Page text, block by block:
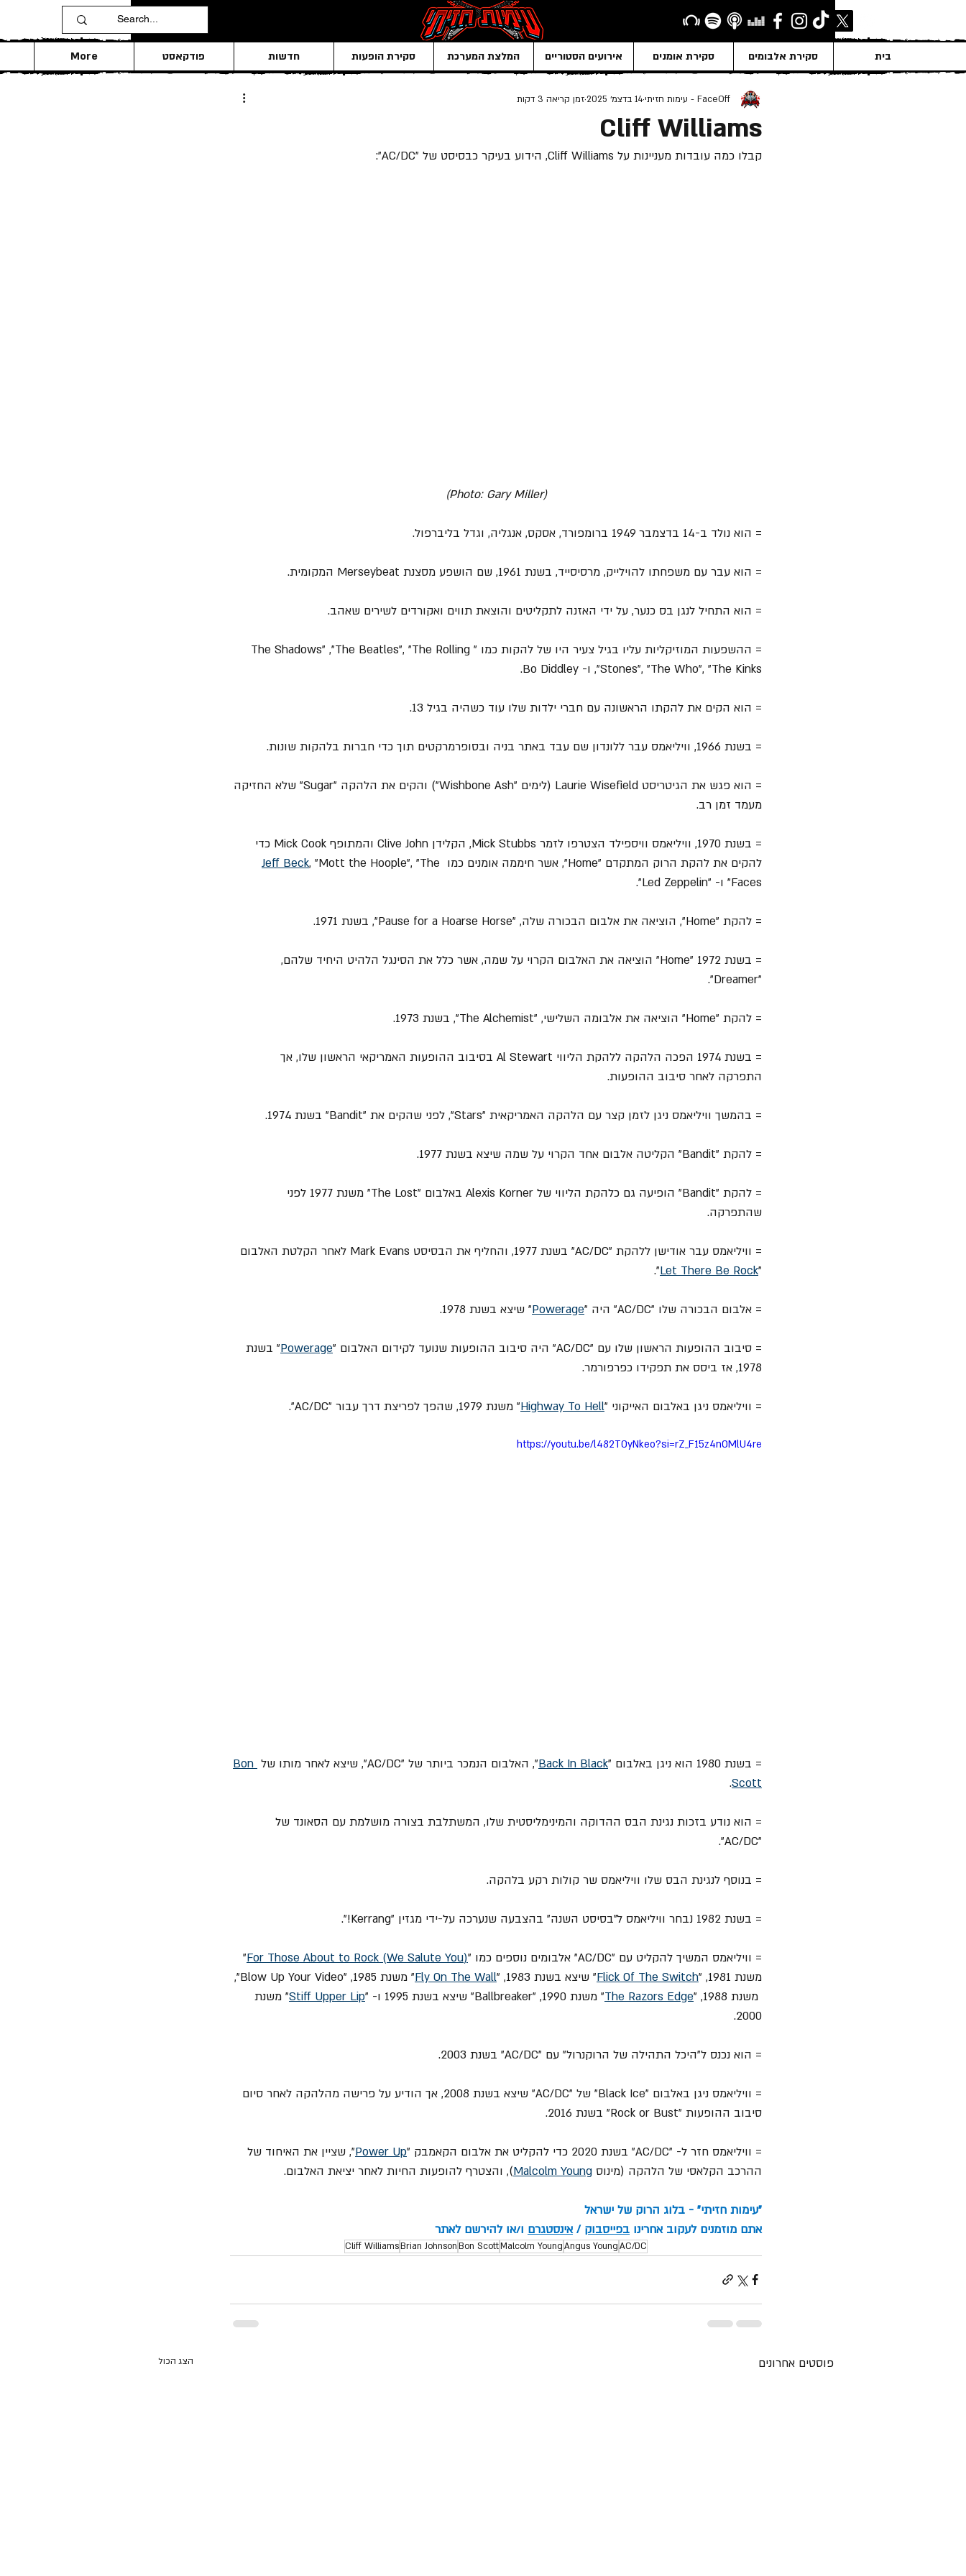
בית סקירת אלבומים סקירת אומנים אירועים הסטוריים המלצת המערכת סקירת הופעות חדשות פודקאסט More
Cliff Williams
FaceOff - עימות חזיתי 14 בדצמ׳ 2025 זמן קריאה 3 דקות
קבלו כמה עובדות מעניינות על Cliff Williams, הידוע בעיקר כבסיסט של "AC/DC":
(Photo: Gary Miller)
= הוא נולד ב-14 בדצמבר 1949 ברומפורד, אסקס, אנגליה, וגדל בליברפול.
= הוא עבר עם משפחתו להוילייק, מרסיסייד, בשנת 1961, שם הושפע מסצנת Merseybeat המקומית.
= הוא התחיל לנגן בס כנער, על ידי האזנה לתקליטים והוצאת תווים ואקורדים לשירים שאהב.
= ההשפעות המוזיקליות עליו בגיל צעיר היו של להקות כמו "The Shadows" ,"The Beatles", "The Rolling
Stones", "The Who", "The Kinks", ו- Bo Diddley.
= הוא הקים את להקתו הראשונה עם חברי ילדות שלו עוד כשהיה בגיל 13.
= בשנת 1966, וויליאמס עבר ללונדון שם עבד באתר בניה ובסופרמרקטים תוך כדי חברות בלהקות שונות.
= הוא פגש את הגיטריסט Laurie Wisefield (לימים "Wishbone Ash") והקים את הלהקה "Sugar" שלא החזיקה
מעמד זמן רב.
= בשנת 1970, וויליאמס וויספילד הצטרפו לזמר Mick Stubbs, הקלידן Clive John והמתופף Mick Cook כדי
להקים את להקת הרוק המתקדם "Home", אשר חיממה אומנים כמו
Jeff Beck, "Mott the Hoople", "The
Faces" ו- "Led Zeppelin".
= להקת "Home", הוציאה את אלבום הבכורה שלה, "Pause for a Hoarse Horse", בשנת 1971.
= בשנת 1972 "Home" הוציאה את האלבום הקרוי על שמה, אשר כלל את הסינגל הלהיט היחיד שלהם,
"Dreamer".
= להקת "Home" הוציאה את אלבומה השלישי, "The Alchemist", בשנת 1973.
= בשנת 1974 הפכה הלהקה ללהקת הליווי Al Stewart בסיבוב ההופעות האמריקאי הראשון שלו, אך
התפרקה לאחר סיבוב ההופעות.
= בהמשך וויליאמס ניגן לזמן קצר עם הלהקה האמריקאית "Stars", לפני שהקים את "Bandit" בשנת 1974.
= להקת "Bandit" הקליטה אלבום אחד הקרוי על שמה שיצא בשנת 1977.
= להקת "Bandit" הופיעה גם כלהקת הליווי של Alexis Korner באלבום "The Lost" משנת 1977 לפני
שהתפרקה.
= וויליאמס עבר אודישן ללהקת "AC/DC" בשנת 1977, והחליף את הבסיסט Mark Evans לאחר הקלטת האלבום
"
Let There Be Rock
".
= אלבום הבכורה שלו "AC/DC" היה " Powerage" שיצא בשנת 1978.
= סיבוב ההופעות הראשון שלו עם "AC/DC" היה סיבוב ההופעות שנועד לקידום האלבום " Powerage" בשנת
1978, אז ביסס את תפקידו כפרפורמר.
= וויליאמס ניגן באלבום האייקוני "Highway To Hell" משנת 1979, שהפך לפריצת דרך עבור "AC/DC".
https://youtu.be/l482T0yNkeo?si=rZ_F15z4nOMlU4re
= בשנת 1980 הוא ניגן באלבום " Back In Black", האלבום הנמכר ביותר של "AC/DC", שיצא לאחר מותו של
Bon
Scott
.
= הוא נודע בזכות נגינת הבס ההדוקה והמינימליסטית שלו, המשתלבת בצורה מושלמת עם הסאונד של
"AC/DC".
= בנוסף לנגינת הבס שלו וויליאמס שר קולות רקע בלהקה.
= בשנת 1982 נבחר וויליאמס ל"בסיסט השנה" בהצבעה שנערכה על-ידי מגזין "Kerrang!".
= וויליאמס המשיך להקליט עם "AC/DC" אלבומים נוספים כמו " For Those About to Rock (We Salute You)
"
משנת 1981, "
Flick Of The Switch" שיצא בשנת 1983, " Fly On The Wall
" משנת 1985, "Blow Up Your Video",
משנת 1988, "
The Razors Edge" משנת 1990, "Ballbreaker" שיצא בשנת 1995 ו- " Stiff Upper Lip" משנת
2000.
= הוא נכנס ל"היכל התהילה של הרוקנרול" עם "AC/DC" בשנת 2003.
= וויליאמס ניגן באלבום "Black Ice" של "AC/DC" שיצא בשנת 2008, אך הודיע ​​על פרישה מהלהקה לאחר סיום
סיבוב ההופעות "Rock or Bust" בשנת 2016.
= וויליאמס חזר ל- "AC/DC" בשנת 2020 כדי להקליט את אלבום הקאמבק " Power Up", שציין את האיחוד של
ההרכב הקלאסי של הלהקה (מינוס
Malcolm Young ), והצטרף להופעות החיות לאחר יציאת האלבום.
"עימות חזיתי" - בלוג הרוק של ישראל
אתם מוזמנים לעקוב אחרינו בפייסבוק / אינסטגרם ו/או להירשם לאתר
AC/DC
Angus Young
Malcolm Young
Bon Scott
Brian Johnson
Cliff Williams
פוסטים אחרונים הצג הכול